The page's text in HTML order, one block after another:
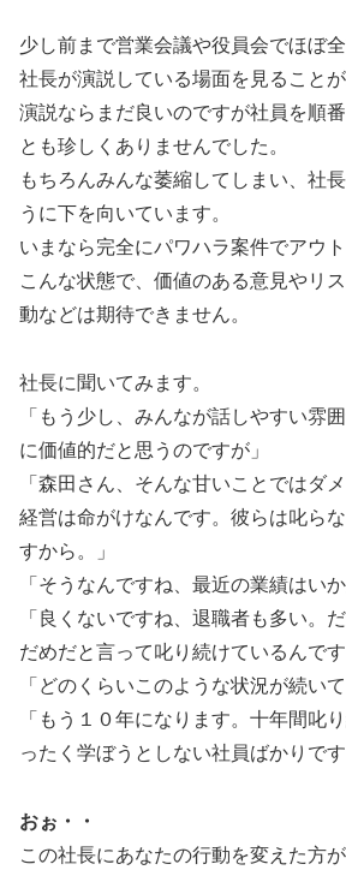
少し前まで営業会議や役員会でほぼ
社長が演説している場面を見ることが
演説ならまだ良いのですが社員を順
とも珍しくありませんでした。
もちろんみんな萎縮してしまい、社
うに下を向いています。
いまなら完全にパワハラ案件でアウト
こんな状態で、価値のある意見やリ
動などは期待できません。
社長に聞いてみます。
「もう少し、みんなが話しやすい雰
に価値的だと思うのですが」
「森田さん、そんな甘いことではダメ
経営は命がけなんです。彼らは叱ら
すから。」
「そうなんですね、最近の業績はい
「良くないですね、退職者も多い。
だめだと言って叱り続けているんです
「どのくらいこのような状況が続い
「もう１０年になります。十年間叱
ったく学ぼうとしない社員ばかりです
おぉ・・
この社長にあなたの行動を変えた方